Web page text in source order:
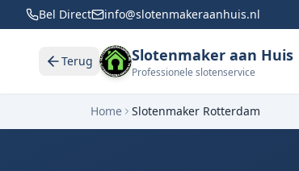
Bel Direct info@slotenmakeraanhuis.nl
Terug Slotenmaker aan Huis
Professionele slotenservice
Home Slotenmaker Rotterdam